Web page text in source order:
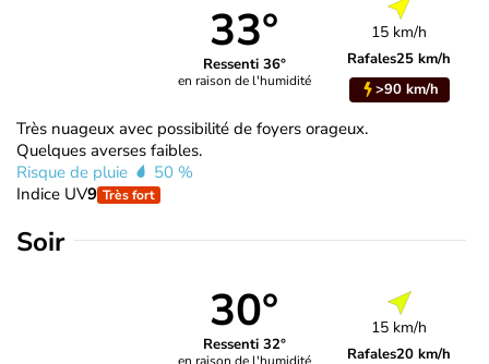
33°
Ressenti 36°
en raison de l'humidité
15 km/h
Rafales25 km/h
>90 km/h
Très nuageux avec possibilité de foyers orageux.
Quelques averses faibles.
Risque de pluie
50 %
Indice UV9 Très fort
Soir
30°
Ressenti 32°
15 km/h
Rafales20 km/h